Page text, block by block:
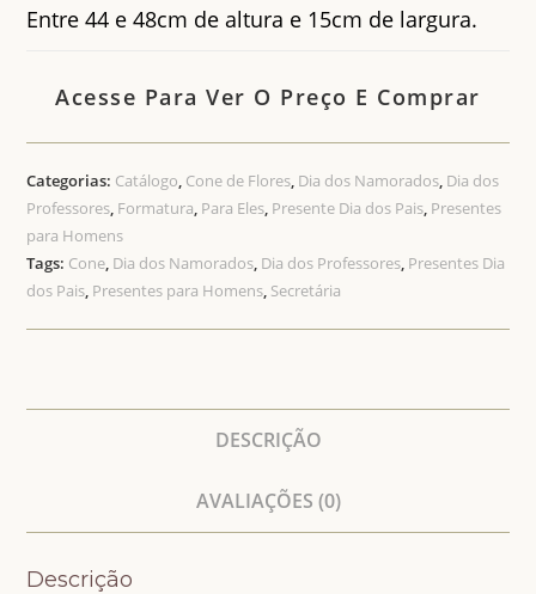
Entre 44 e 48cm de altura e 15cm de largura.
Acesse Para Ver O Preço E Comprar
Categorias: Catálogo, Cone de Flores, Dia dos Namorados, Dia dos
Professores, Formatura, Para Eles, Presente Dia dos Pais, Presentes
para Homens
Tags: Cone, Dia dos Namorados, Dia dos Professores, Presentes Dia
dos Pais, Presentes para Homens, Secretária
DESCRIÇÃO
AVALIAÇÕES (0)
Descrição